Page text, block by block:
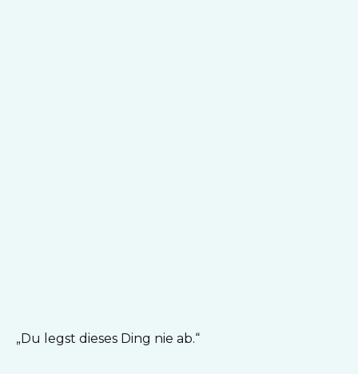
„Du legst dieses Ding nie ab.“